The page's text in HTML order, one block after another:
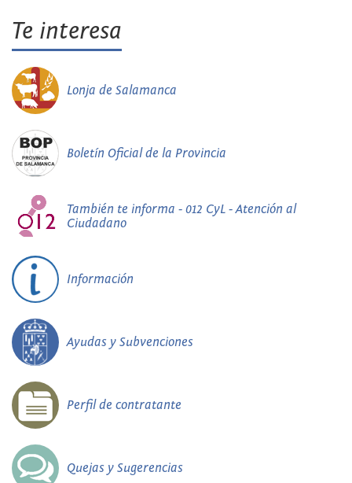
Te interesa
Lonja de Salamanca
Boletín Oficial de la Provincia
También te informa - 012 CyL - Atención al
Ciudadano
Información
Ayudas y Subvenciones
Perfil de contratante
Quejas y Sugerencias